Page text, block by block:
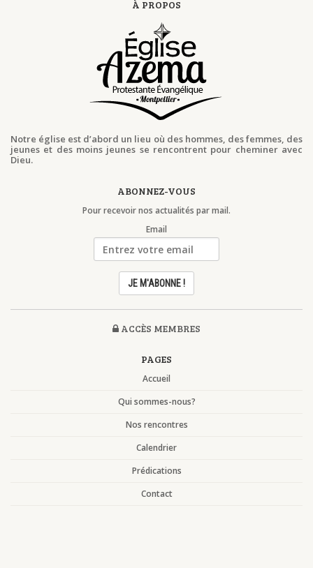
À PROPOS
Notre église est d’abord un lieu où des hommes, des femmes, des
jeunes et des moins jeunes se rencontrent pour cheminer avec
Dieu.
ABONNEZ-VOUS
Pour recevoir nos actualités par mail.
Email
ACCÈS MEMBRES
PAGES
Accueil
Qui sommes-nous?
Nos rencontres
Calendrier
Prédications
Contact